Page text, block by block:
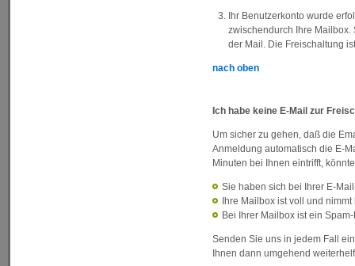
Ihr Benutzerkonto wurde
zwischendurch Ihre
der Mail. Die Freischaltung
nach oben
Ich habe keine E-Mail zur
Um sicher zu gehen, daß die
Anmeldung automatisch die E-
Minuten bei Ihnen eintrifft,
Sie haben sich bei Ihrer E-
Ihre Mailbox ist voll und
Bei Ihrer Mailbox ist ein
Senden Sie uns in jedem Fall
Ihnen dann umgehend